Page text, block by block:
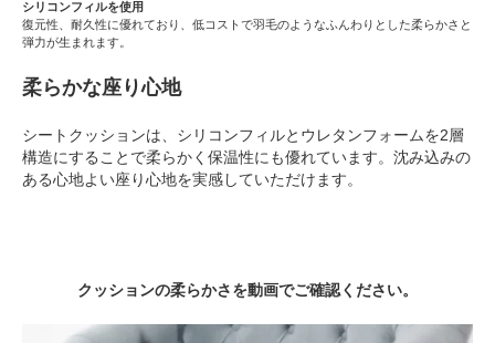
シリコンフィルを使用
復元性、耐久性に優れており、低コストで羽毛のようなふんわりとした柔らかさと
弾力が生まれます。
柔らかな座り心地
シートクッションは、シリコンフィルとウレタンフォームを2層
構造にすることで柔らかく保温性にも優れています。沈み込みの
ある心地よい座り心地を実感していただけます。
クッションの柔らかさを動画でご確認ください。